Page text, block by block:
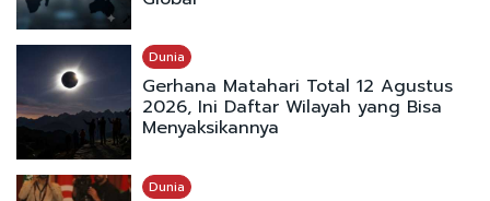
Dunia
Gerhana Matahari Total 12 Agustus
2026, Ini Daftar Wilayah yang Bisa
Menyaksikannya
Dunia